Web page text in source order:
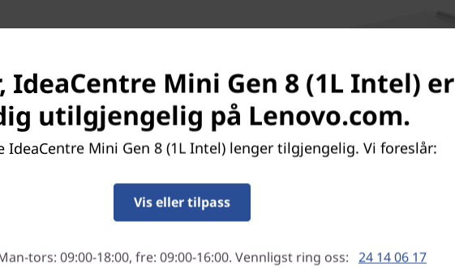
dine standarder. Med sin
skrivemaskinen kompakt
som er lett å åpne på
kan oppgradere
IdeaCentre Mini Gen 8 (1L Intel) er
utilgjengelig på Lenovo.com.
IdeaCentre Mini Gen 8 (1L Intel) lenger tilgjengelig. Vi foreslår:
Vis eller tilpass
tors: 09:00-18:00, fre: 09:00-16:00. Vennligst ring oss: 24 14 06 17